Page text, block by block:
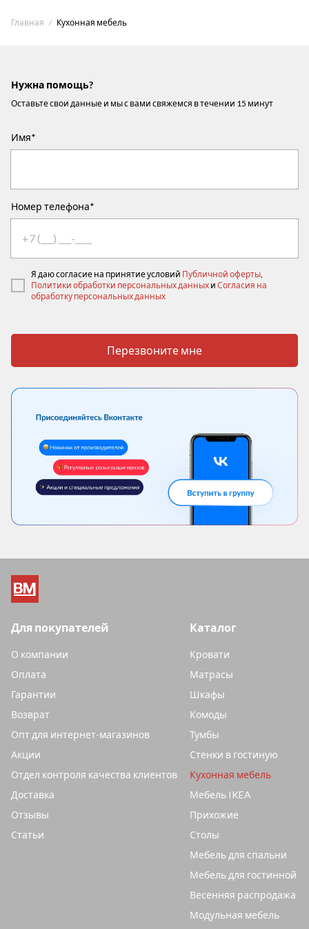
Главная Кухонная мебель
Нужна помощь?
Оставьте свои данные и мы с вами свяжемся в течении 15 минут
Имя*
Номер телефона*
Я даю согласие на принятие условий Публичной оферты,
Политики обработки персональных данных и Согласия на
обработку персональных данных
Перезвоните мне
Каталог
Кровати
Матрасы
Шкафы
Комоды
Тумбы
Стенки в гостиную
Кухонная мебель
Мебель IKEA
Прихожие
Столы
Мебель для спальни
Мебель для гостинной
Весенняя распродажа
Модульная мебель
Для покупателей
О компании
Оплата
Гарантии
Возврат
Опт для интернет-магазинов
Акции
Отдел контроля качества клиентов
Доставка
Отзывы
Статьи